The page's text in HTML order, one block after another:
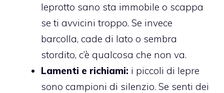
leprotto sano sta immobile o scappa
se ti avvicini troppo. Se invece
barcolla, cade di lato o sembra
stordito, c’è qualcosa che non va.
Lamenti e richiami: i piccoli di lepre
sono campioni di silenzio. Se senti dei